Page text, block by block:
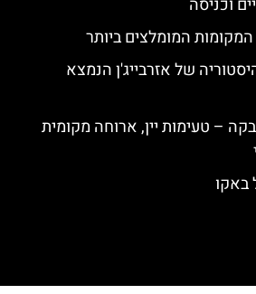
וכניסה
המקומות המומלצים ביותר
של אזרבייג'ן הנמצא
– טעימות יין, ארוחה מקומית
באקו